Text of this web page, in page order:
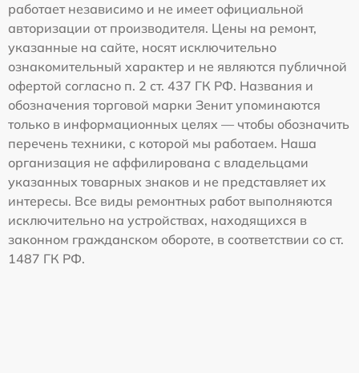
работает независимо и не имеет официальной
авторизации от производителя. Цены на ремонт,
указанные на сайте, носят исключительно
ознакомительный характер и не являются публичной
офертой согласно п. 2 ст. 437 ГК РФ. Названия и
обозначения торговой марки Зенит упоминаются
только в информационных целях — чтобы обозначить
перечень техники, с которой мы работаем. Наша
организация не аффилирована с владельцами
указанных товарных знаков и не представляет их
интересы. Все виды ремонтных работ выполняются
исключительно на устройствах, находящихся в
законном гражданском обороте, в соответствии со ст.
1487 ГК РФ.